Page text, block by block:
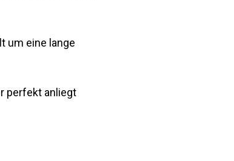
um eine lange
perfekt anliegt